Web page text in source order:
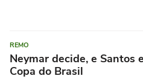
REMO
Neymar decide, e Santos
Copa do Brasil